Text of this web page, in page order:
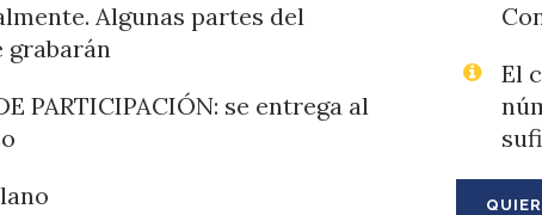
Algunas partes del
grabarán
PARTICIPACIÓN: se entrega al
El